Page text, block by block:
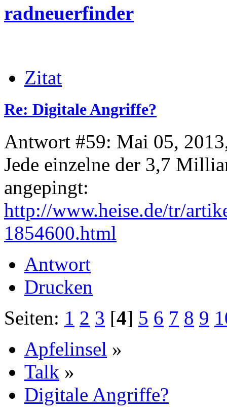
radneuerfinder
Zitat
Re: Digitale Angriffe?
Antwort #59: Mai 05,
Jede einzelne der 3,7
angepingt:
http://www.heise.de/tr/
1854600.html
Antwort
Drucken
Seiten: 1 2 3 [4] 5 6 7 8 9
Apfelinsel »
Talk »
Digitale Angriffe?